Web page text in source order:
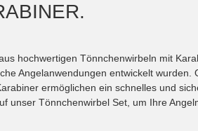
hochwertigen Tönnchenwirbeln mit
Angelanwendungen entwickelt
ermöglichen ein schnelles und
unser Tönnchenwirbel Set, um Ihre